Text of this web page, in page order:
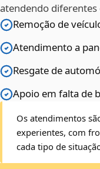
atendendo
Remoção de
Atendimento a
Resgate de
Apoio em falta de
Os atendimentos
experientes, com
cada tipo de